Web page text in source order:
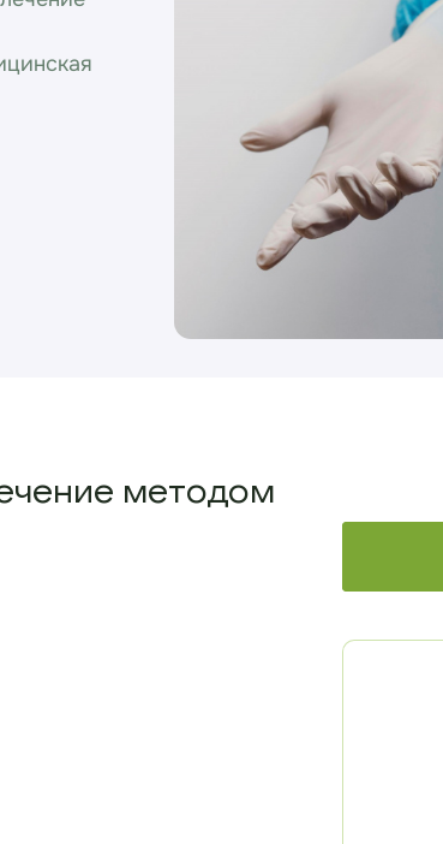
методом